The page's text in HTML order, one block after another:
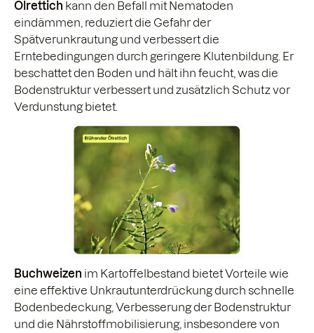
Ölrettich kann den Befall mit Nematoden
eindämmen, reduziert die Gefahr der
Spätverunkrautung und verbessert die
Erntebedingungen durch geringere Klutenbildung. Er
beschattet den Boden und hält ihn feucht, was die
Bodenstruktur verbessert und zusätzlich Schutz vor
Verdunstung bietet.
Buchweizen im Kartoffelbestand bietet Vorteile wie
eine effektive Unkrautunterdrückung durch schnelle
Bodenbedeckung, Verbesserung der Bodenstruktur
und die Nährstoffmobilisierung, insbesondere von